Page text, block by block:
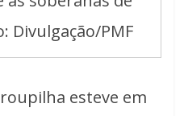
Divulgação/PMF
esteve em